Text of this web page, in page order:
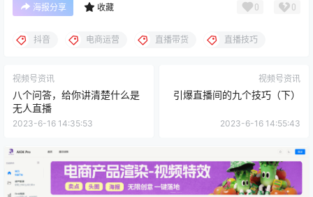
海报分享 收藏 0 0
抖音 电商运营 直播带货 直播技巧
视频号资讯
八个问答，给你讲清楚什么是
无人直播
2023-6-16 14:35:53
视频号资讯
引爆直播间的九个技巧（下）
2023-6-16 14:55:43